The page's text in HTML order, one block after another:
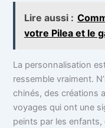
Lire aussi :
votre Pilea et le
La personnalisation
ressemble vraiment.
chinés, des créations
voyages qui ont une
peints par les